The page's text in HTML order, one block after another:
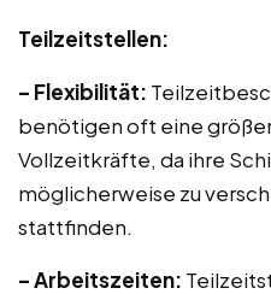
Teilzeitstellen:
– Flexibilität:
benötigen oft eine
Vollzeitkräfte, da ihre
möglicherweise zu
stattfinden.
– Arbeitszeiten: